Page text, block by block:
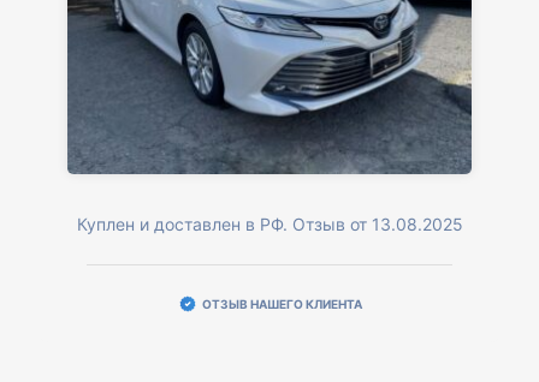
Куплен и доставлен в РФ. Отзыв от 13.08.2025
ОТЗЫВ НАШЕГО КЛИЕНТА